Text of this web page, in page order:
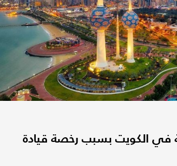
في الكويت بسبب رخصة قيادة